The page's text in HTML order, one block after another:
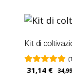
Kit di
31,14 €